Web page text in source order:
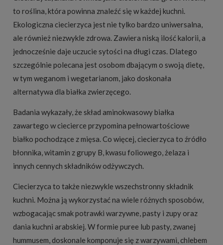
to roślina, która powinna znaleźć się w każdej kuchni.
Ekologiczna ciecierzyca jest nie tylko bardzo uniwersalna,
ale również niezwykle zdrowa. Zawiera niską ilość kalorii, a
jednocześnie daje uczucie sytości na długi czas. Dlatego
szczególnie polecana jest osobom dbającym o swoją dietę,
w tym weganom i wegetarianom, jako doskonała
alternatywa dla białka zwierzęcego.
Badania wykazały, że skład aminokwasowy białka
zawartego w ciecierce przypomina pełnowartościowe
białko pochodzące z mięsa. Co więcej, ciecierzyca to źródło
błonnika, witamin z grupy B, kwasu foliowego, żelaza i
innych cennych składników odżywczych.
Ciecierzyca to także niezwykle wszechstronny składnik
kuchni. Można ją wykorzystać na wiele różnych sposobów,
wzbogacając smak potrawki warzywne, pasty i zupy oraz
dania kuchni arabskiej. W formie puree lub pasty, zwanej
hummusem, doskonale komponuje się z warzywami, chlebem